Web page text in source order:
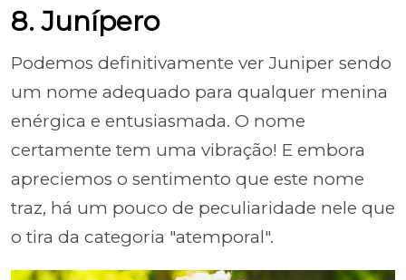
8. Junípero
Podemos definitivamente ver Juniper sendo
um nome adequado para qualquer menina
enérgica e entusiasmada. O nome
certamente tem uma vibração! E embora
apreciemos o sentimento que este nome
traz, há um pouco de peculiaridade nele que
o tira da categoria "atemporal".